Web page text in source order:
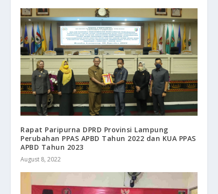
Rapat Paripurna DPRD Provinsi Lampung
Perubahan PPAS APBD Tahun 2022 dan KUA PPAS
APBD Tahun 2023
August 8, 2022